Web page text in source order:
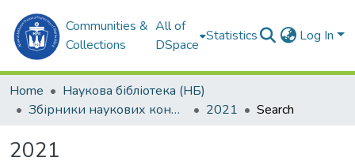
Communities &
Collections
All of
DSpace
Statistics Log In
Home
Наукова бібліотека (НБ)
Збірники наукових конференцій (НБ)
2021 Search
2021